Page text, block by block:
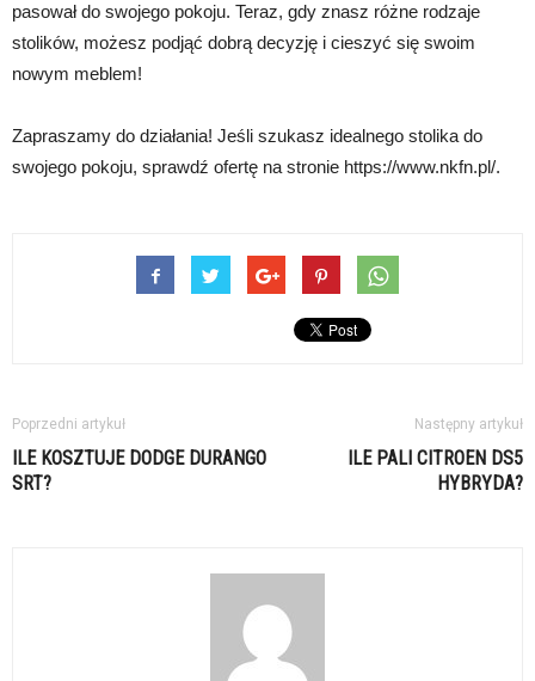
pasował do swojego pokoju. Teraz, gdy znasz różne rodzaje
stolików, możesz podjąć dobrą decyzję i cieszyć się swoim
nowym meblem!
Zapraszamy do działania! Jeśli szukasz idealnego stolika do
swojego pokoju, sprawdź ofertę na stronie https://www.nkfn.pl/.
Poprzedni artykuł
ILE KOSZTUJE DODGE DURANGO
SRT?
Następny artykuł
ILE PALI CITROEN DS5
HYBRYDA?